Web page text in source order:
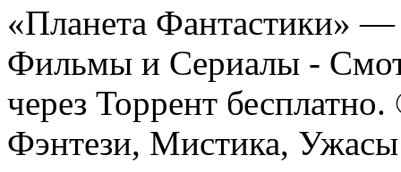
«Планета Фантастики»
Фильмы и Сериалы -
через Торрент
Фэнтези, Мистика,